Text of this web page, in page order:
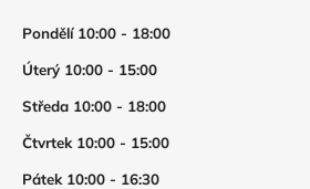
Pondělí 10:00 - 18:00
Úterý 10:00 - 15:00
Středa 10:00 - 18:00
Čtvrtek 10:00 - 15:00
Pátek 10:00 - 16:30